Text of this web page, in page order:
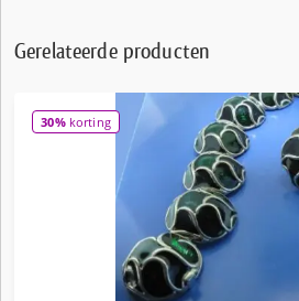
Gerelateerde producten
30%korting